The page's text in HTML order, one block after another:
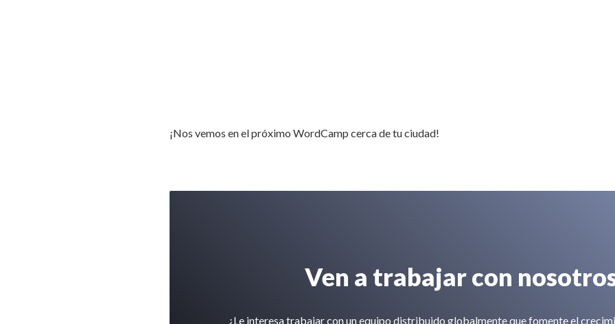
¡Nos vemos en el próximo WordCamp cerca de tu ciudad!
Ven a trabajar con
¿Le interesa trabajar con un equipo distribuido globalmente que fomente el